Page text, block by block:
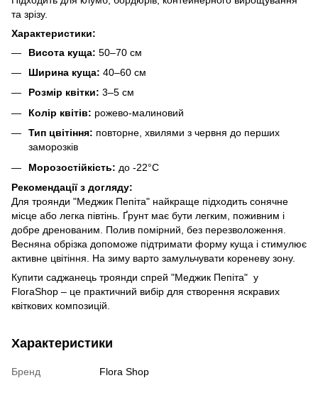
та зрізу.
Характеристики:
Висота куща: 50–70 см
Ширина куща: 40–60 см
Розмір квітки: 3–5 см
Колір квітів: рожево-малиновий
Тип цвітіння: повторне, хвилями з червня до перших
заморозків
Морозостійкість: до -22°C
Рекомендації з догляду:
Для троянди "Меджик Пепіта" найкраще підходить сонячне
місце або легка півтінь. Ґрунт має бути легким, поживним і
добре дренованим. Полив помірний, без перезволоження.
Весняна обрізка допоможе підтримати форму куща і стимулює
активне цвітіння. На зиму варто замульчувати кореневу зону.
Купити саджанець троянди спрей "Меджик Пепіта" у
FloraShop – це практичний вибір для створення яскравих
квіткових композицій.
Характеристики
Бренд Flora Shop